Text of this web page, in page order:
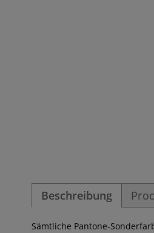
Beschreibung
Sämtliche Pantone-